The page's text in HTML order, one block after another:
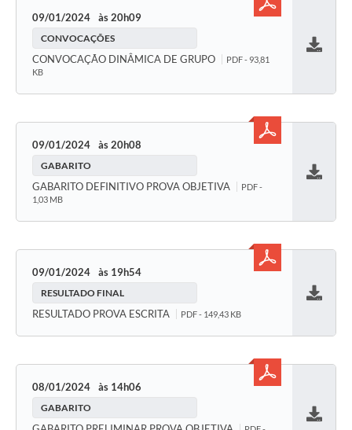
09/01/2024 20h09
CONVOCAÇÕES
CONVOCAÇÃO DINÂMICA DE GRUPO
PDF - 93,81
KB
09/01/2024 20h08
GABARITO
GABARITO DEFINITIVO PROVA OBJETIVA
PDF -
1,03 MB
09/01/2024 19h54
RESULTADO FINAL
RESULTADO PROVA ESCRITA PDF - 149,43 KB
08/01/2024 14h06
GABARITO